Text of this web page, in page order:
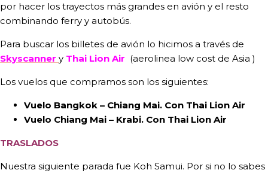
por hacer los trayectos más grandes en avión y el resto
combinando ferry y autobús.
Para buscar los billetes de avión lo hicimos a través de
Skyscanner y Thai Lion Air (aerolinea low cost de Asia )
Los vuelos que compramos son los siguientes:
Vuelo Bangkok – Chiang Mai. Con Thai Lion Air
Vuelo Chiang Mai – Krabi. Con Thai Lion Air
TRASLADOS
Nuestra siguiente parada fue Koh Samui. Por si no lo sabes